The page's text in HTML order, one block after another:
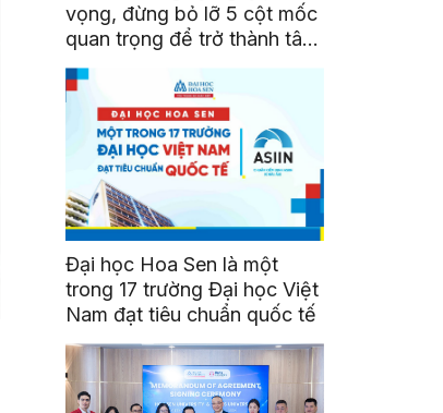
vọng, đừng bỏ lỡ 5 cột mốc
quan trọng để trở thành tân
sinh viên HSU
Đại học Hoa Sen là một
trong 17 trường Đại học Việt
Nam đạt tiêu chuẩn quốc tế